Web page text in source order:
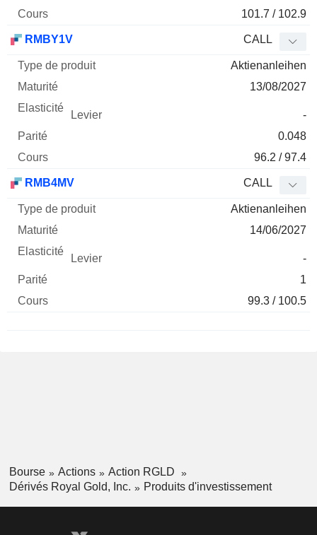
101.7 / 102.9
RMBY1V CALL
Aktienanleihen
13/08/2027
-
0.048
96.2 / 97.4
RMB4MV CALL
Aktienanleihen
14/06/2027
-
1
99.3 / 100.5
Bourse Actions
Action RGLD
Dérivés Royal Gold, Inc.
Produits d'investissement